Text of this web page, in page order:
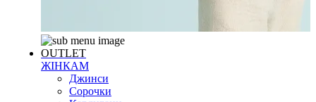
OUTLET
ЖІНКАМ
Джинси
Сорочки